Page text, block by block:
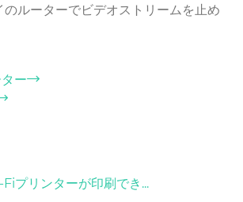
のルーターでビデオストリームを止め
ー
プリンターが印刷でき...